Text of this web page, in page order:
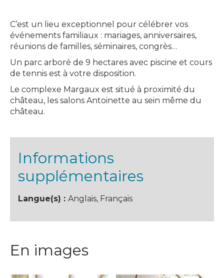
C’est un lieu exceptionnel pour célébrer vos
événements familiaux : mariages, anniversaires,
réunions de familles, séminaires, congrès…
Un parc arboré de 9 hectares avec piscine et cours
de tennis est à votre disposition.
Le complexe Margaux est situé à proximité du
château, les salons Antoinette au sein même du
château.
Informations
supplémentaires
Langue(s) : Anglais, Français
En images